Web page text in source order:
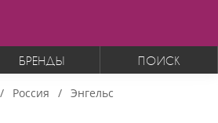
БРЕНДЫ ПОИСК
Россия Энгельс